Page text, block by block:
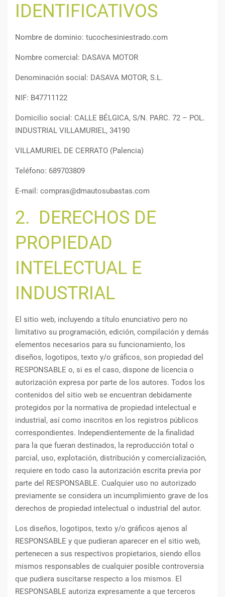
IDENTIFICATIVOS
Nombre de dominio: tucochesiniestrado.com
Nombre comercial: DASAVA MOTOR
Denominación social: DASAVA MOTOR, S.L.
NIF: B47711122
Domicilio social: CALLE BÉLGICA, S/N. PARC. 72 – POL.
INDUSTRIAL VILLAMURIEL, 34190
VILLAMURIEL DE CERRATO (Palencia)
Teléfono: 689703809
E-mail: compras@dmautosubastas.com
2. DERECHOS DE
PROPIEDAD
INTELECTUAL E
INDUSTRIAL
El sitio web, incluyendo a título enunciativo pero no
limitativo su programación, edición, compilación y demás
elementos necesarios para su funcionamiento, los
diseños, logotipos, texto y/o gráficos, son propiedad del
RESPONSABLE o, si es el caso, dispone de licencia o
autorización expresa por parte de los autores. Todos los
contenidos del sitio web se encuentran debidamente
protegidos por la normativa de propiedad intelectual e
industrial, así como inscritos en los registros públicos
correspondientes. Independientemente de la finalidad
para la que fueran destinados, la reproducción total o
parcial, uso, explotación, distribución y comercialización,
requiere en todo caso la autorización escrita previa por
parte del RESPONSABLE. Cualquier uso no autorizado
previamente se considera un incumplimiento grave de los
derechos de propiedad intelectual o industrial del autor.
Los diseños, logotipos, texto y/o gráficos ajenos al
RESPONSABLE y que pudieran aparecer en el sitio web,
pertenecen a sus respectivos propietarios, siendo ellos
mismos responsables de cualquier posible controversia
que pudiera suscitarse respecto a los mismos. El
RESPONSABLE autoriza expresamente a que terceros